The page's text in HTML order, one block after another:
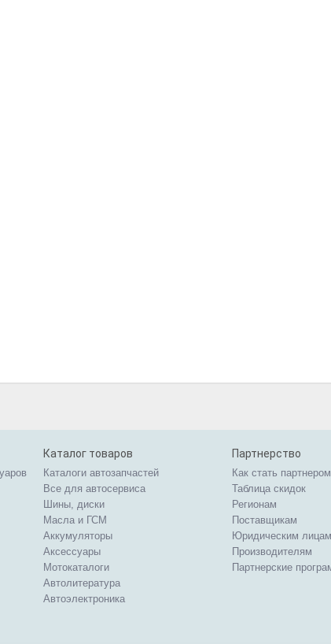
Каталог товаров
Каталоги автозапчастей
Все для автосервиса
Шины, диски
Масла и ГСМ
Аккумуляторы
Аксессуары
Мотокаталоги
Автолитература
Автоэлектроника
Партнерство
Как стать партнером
Таблица скидок
Регионам
Поставщикам
Юридическим лицам
Производителям
Партнерские